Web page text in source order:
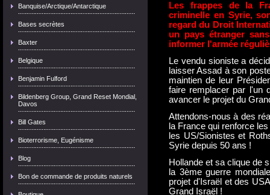
Banquise/Arctique/Antarctique
Bases secrètes
Baxter
Belgique
Benjamin Fulford
Bildenberg Group, Grand Reset Mondial,
Davos
Bill Gates
Bioterrorisme, Eugénisme
Blog
Bon de commande de produits naturels
Les frappes de la
criminelle en Syrie,
regard du Droit
un pays étranger
informer l'armée
Le vendu sioniste a
laisser Assad à son
maintien de leur
faire remplacer par l'un
avancer le projet du
Attendons-nous à des
la France qui renforce
les US/Sionistes et
Syrie depuis 50 ans !
Hollande et sa clique de
la 3ème guerre
projet d'Israël et des
Grand Israël !